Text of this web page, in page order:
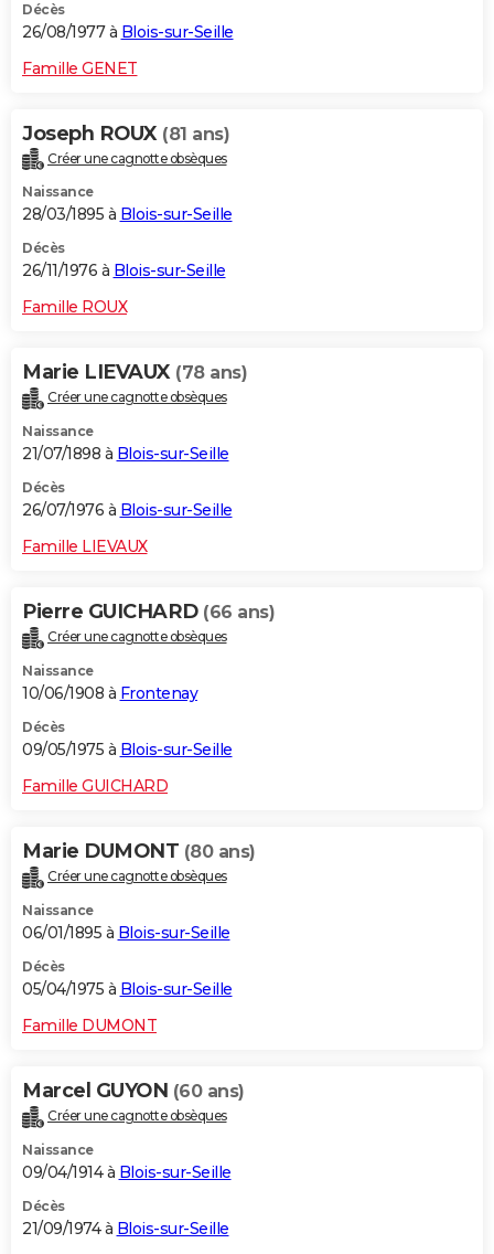
Décès
26/08/1977 à Blois-sur-Seille
Famille GENET
Joseph ROUX (81 ans)
Créer une cagnotte obsèques
Naissance
28/03/1895 à Blois-sur-Seille
Décès
26/11/1976 à Blois-sur-Seille
Famille ROUX
Marie LIEVAUX (78 ans)
Créer une cagnotte obsèques
Naissance
21/07/1898 à Blois-sur-Seille
Décès
26/07/1976 à Blois-sur-Seille
Famille LIEVAUX
Pierre GUICHARD (66 ans)
Créer une cagnotte obsèques
Naissance
10/06/1908 à Frontenay
Décès
09/05/1975 à Blois-sur-Seille
Famille GUICHARD
Marie DUMONT (80 ans)
Créer une cagnotte obsèques
Naissance
06/01/1895 à Blois-sur-Seille
Décès
05/04/1975 à Blois-sur-Seille
Famille DUMONT
Marcel GUYON (60 ans)
Créer une cagnotte obsèques
Naissance
09/04/1914 à Blois-sur-Seille
Décès
21/09/1974 à Blois-sur-Seille